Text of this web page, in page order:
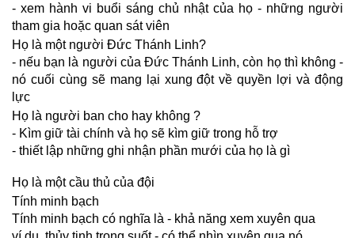
- xem hành vi buổi sáng chủ nhật của họ - những người
tham gia hoặc quan sát viên
Họ là một người Đức Thánh Linh?
- nếu bạn là người của Đức Thánh Linh, còn họ thì không -
nó cuối cùng sẽ mang lại xung đột về quyền lợi và động
lực
Họ là người ban cho hay không ?
- Kìm giữ tài chính và họ sẽ kìm giữ trong hỗ trợ
- thiết lập những ghi nhận phần mưới của họ là gì
Họ là một cầu thủ của đội
Tính minh bạch
Tính minh bạch có nghĩa là - khả năng xem xuyên qua